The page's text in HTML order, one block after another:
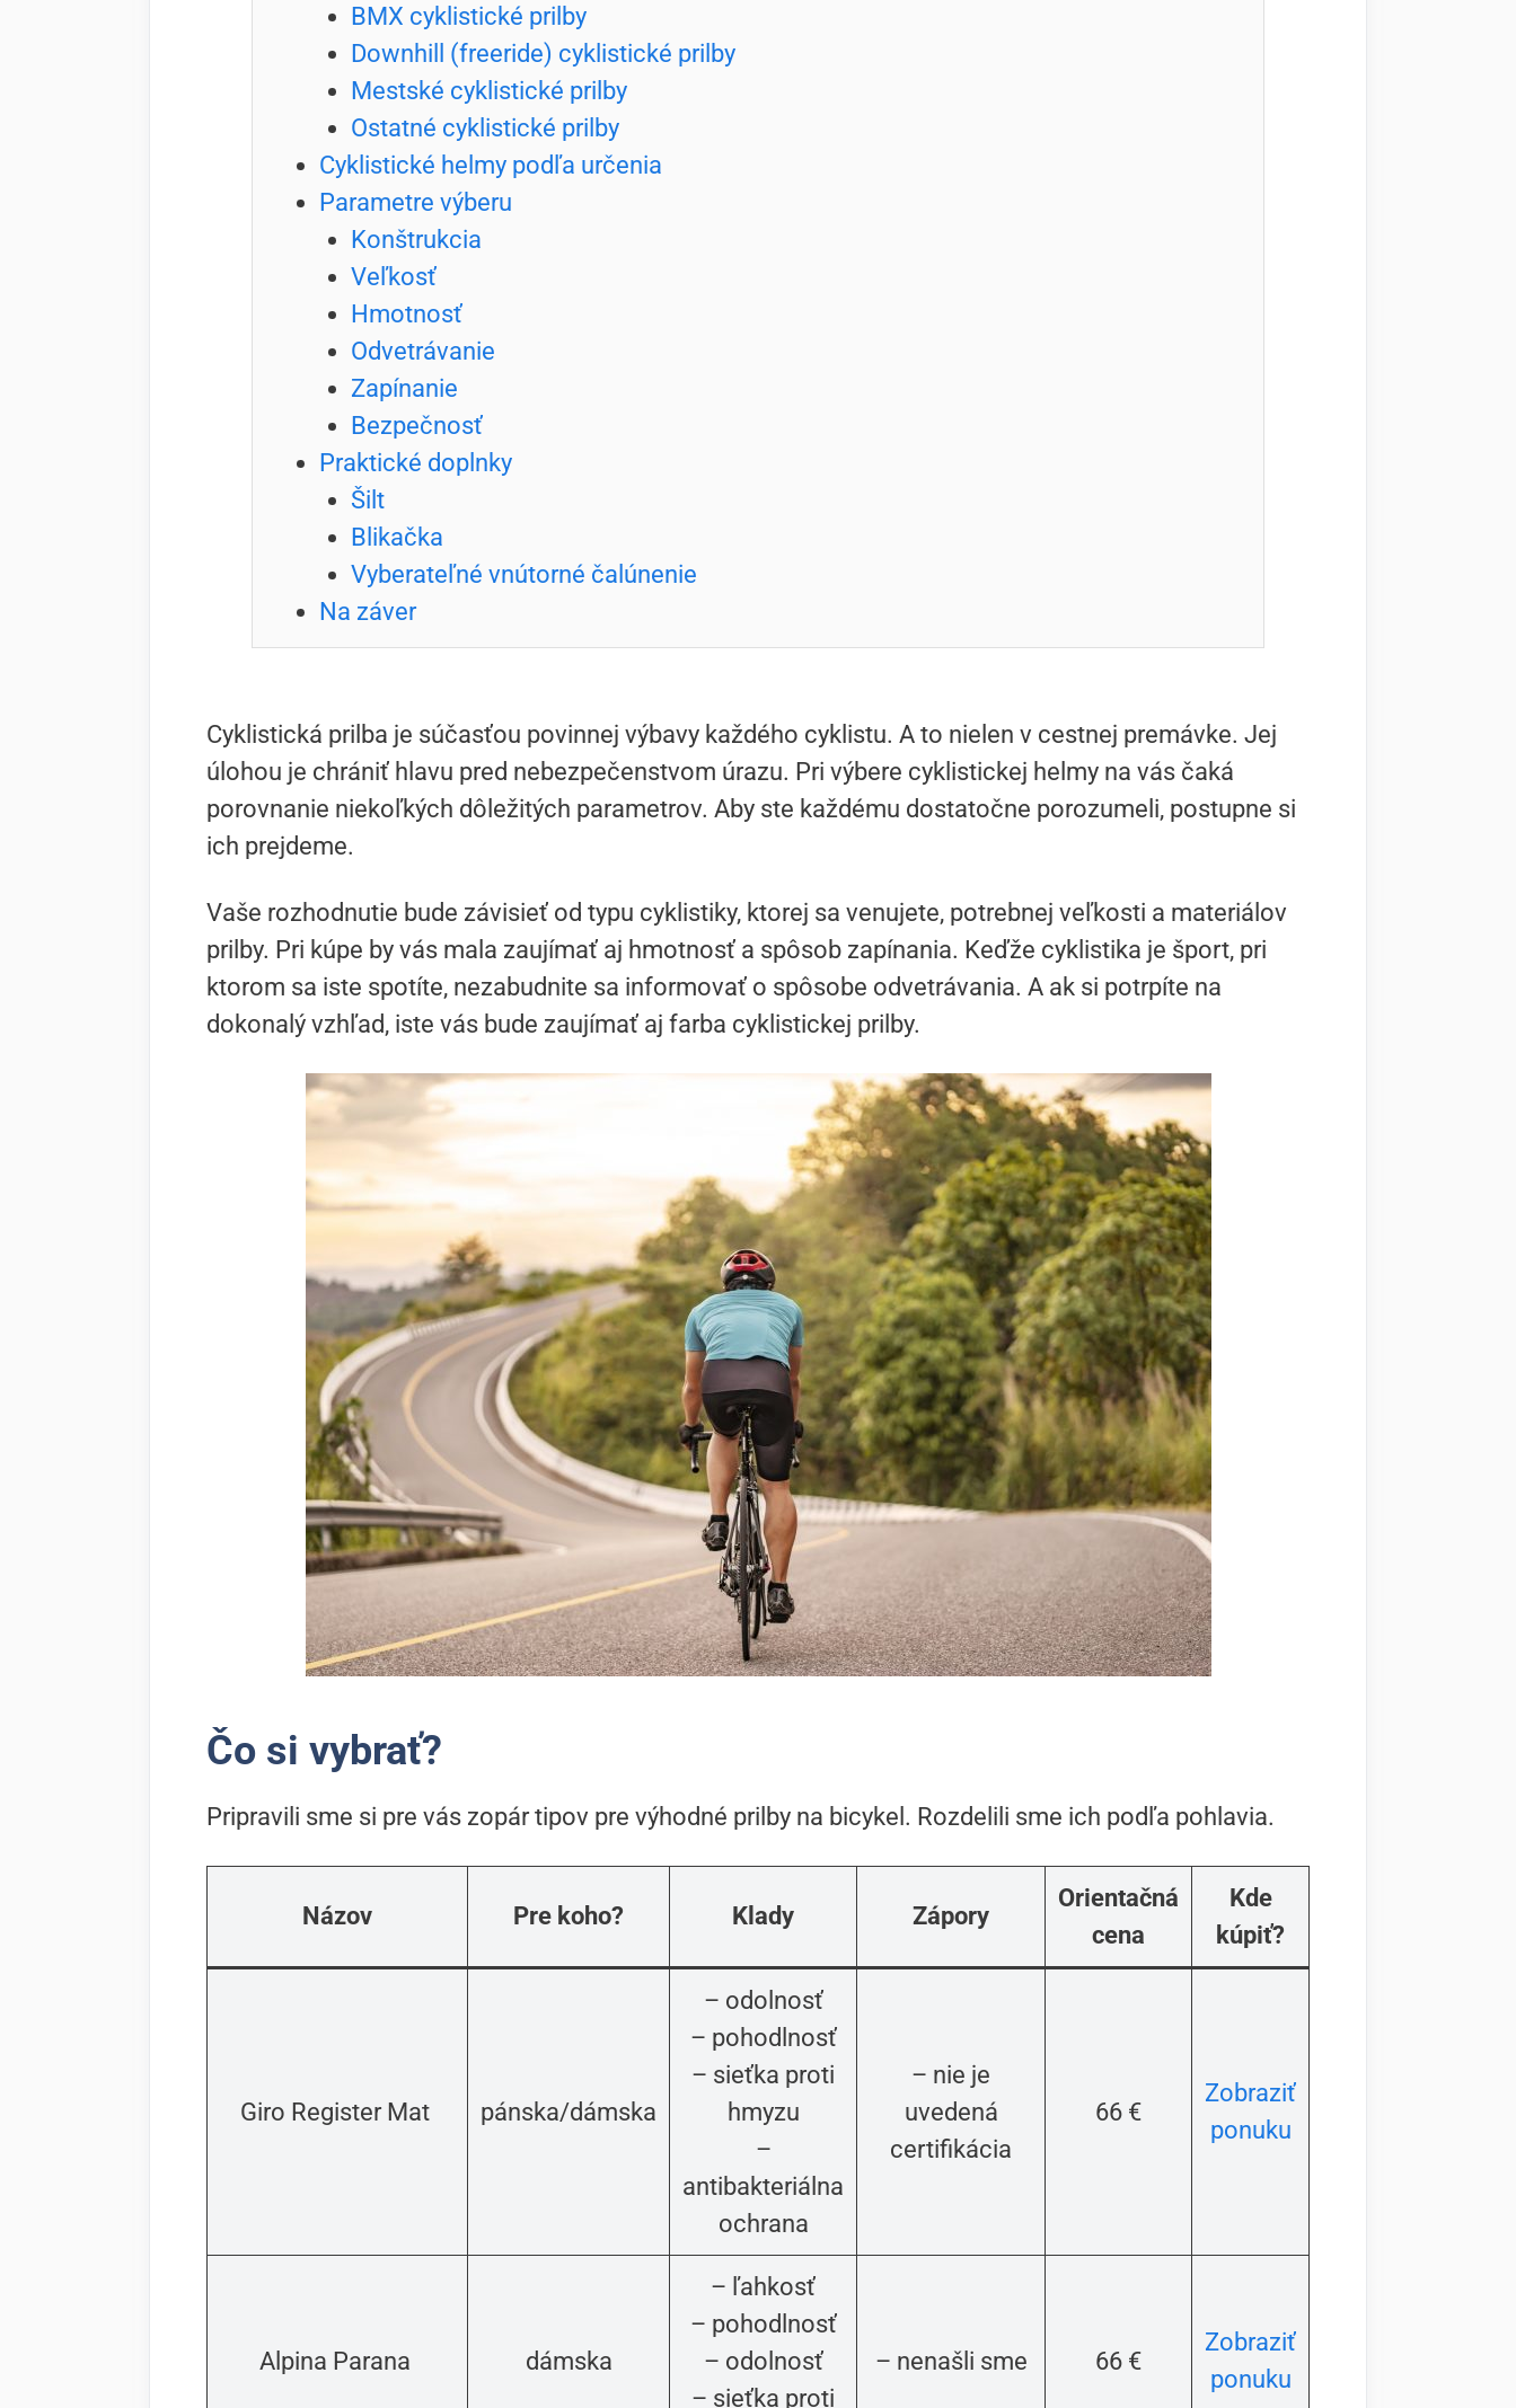
BMX cyklistické prilby
Downhill (freeride) cyklistické prilby
Mestské cyklistické prilby
Ostatné cyklistické prilby
Cyklistické helmy podľa určenia
Parametre výberu
Konštrukcia
Veľkosť
Hmotnosť
Odvetrávanie
Zapínanie
Bezpečnosť
Praktické doplnky
Šilt
Blikačka
Vyberateľné vnútorné čalúnenie
Na záver
Cyklistická prilba je súčasťou povinnej výbavy každého cyklistu. A to nielen v cestnej premávke. Jej
úlohou je chrániť hlavu pred nebezpečenstvom úrazu. Pri výbere cyklistickej helmy na vás čaká
porovnanie niekoľkých dôležitých parametrov. Aby ste každému dostatočne porozumeli, postupne si
ich prejdeme.
Vaše rozhodnutie bude závisieť od typu cyklistiky, ktorej sa venujete, potrebnej veľkosti a materiálov
prilby. Pri kúpe by vás mala zaujímať aj hmotnosť a spôsob zapínania. Keďže cyklistika je šport, pri
ktorom sa iste spotíte, nezabudnite sa informovať o spôsobe odvetrávania. A ak si potrpíte na
dokonalý vzhľad, iste vás bude zaujímať aj farba cyklistickej prilby.
Čo si vybrať?
Pripravili sme si pre vás zopár tipov pre výhodné prilby na bicykel. Rozdelili sme ich podľa pohlavia.
Názov Pre koho? Klady Zápory
Orientačná
cena
Kde
kúpiť?
Giro Register Mat pánska/dámska
– odolnosť
– pohodlnosť
– sieťka proti
hmyzu
–
antibakteriálna
ochrana
– nie je
uvedená
certifikácia
66 €
Zobraziť
ponuku
Alpina Parana dámska
– ľahkosť
– pohodlnosť
– odolnosť
– sieťka proti
– nenašli sme 66 €
Zobraziť
ponuku